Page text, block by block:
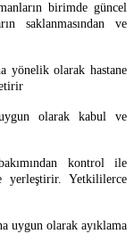
birimde güncel
saklanmasından ve
yönelik olarak hastane
olarak kabul ve
kontrol ile
yerleştirir. Yetkililerce
uygun olarak ayıklama